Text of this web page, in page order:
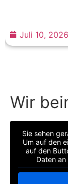
Juli 10, 2026
Wir
Sie sehen
Um auf den
auf den
Daten